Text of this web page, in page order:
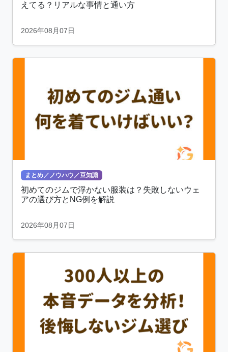
えてる？リアルな事情と通い方
2026年08月07日
まとめ／ノウハウ／豆知識
初めてのジムで浮かない服装は？失敗しないウェ
アの選び方とNG例を解説
2026年08月07日